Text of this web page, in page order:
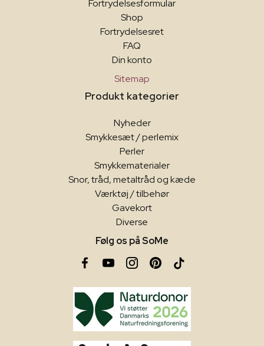
Fortrydelsesformular
Shop
Fortrydelsesret
FAQ
Din konto
Sitemap
Produkt kategorier
Nyheder
Smykkesæt / perlemix
Perler
Smykkematerialer
Snor, tråd, metaltråd og kæde
Værktøj / tilbehør
Gavekort
Diverse
Følg os på SoMe